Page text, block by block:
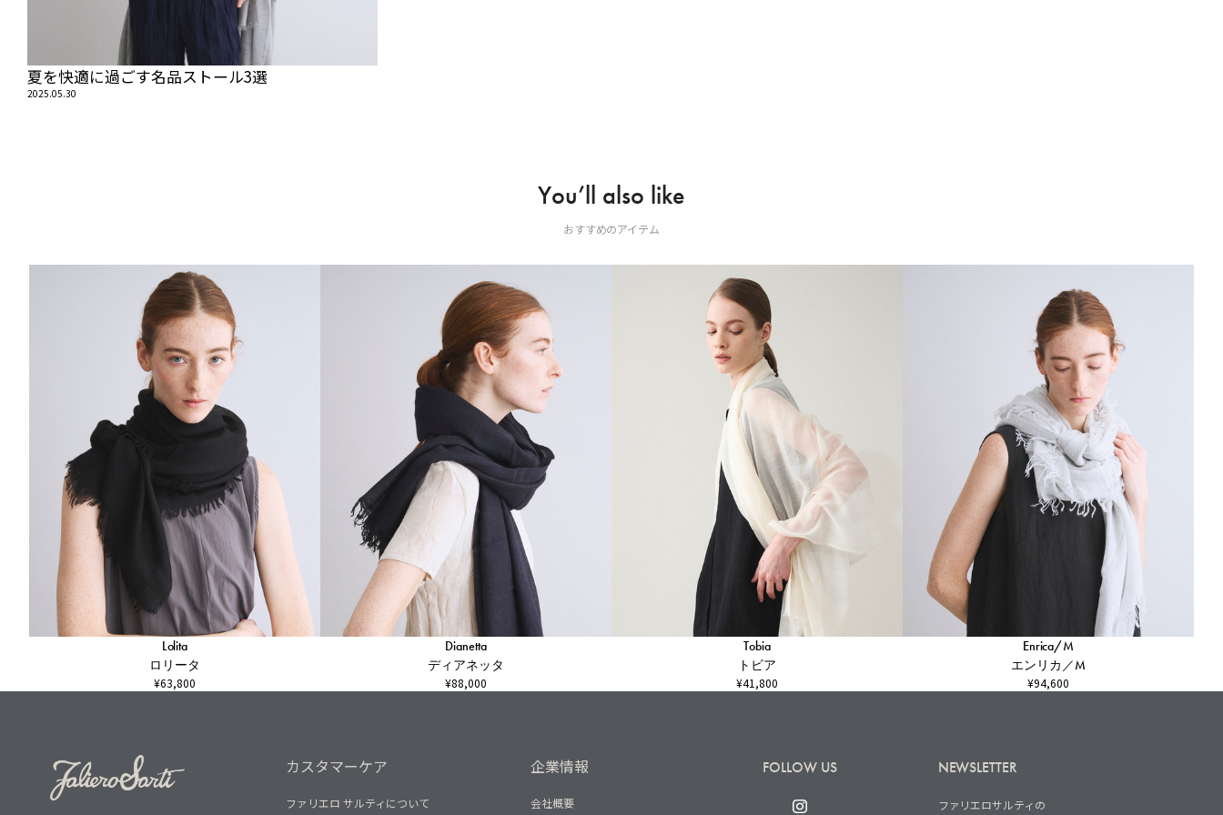
夏を快適に過ごす名品ストール3選
2025.05.30
You’ll also like
おすすめのアイテム
Lolita
ロリータ
¥63,800
Dianetta
ディアネッタ
¥88,000
Tobia
トビア
¥41,800
Enrica/M
エンリカ／M
¥94,600
カスタマーケア
ファリエロ サルティについて
企業情報
会社概要
FOLLOW US NEWSLETTER
ファリエロサルティの